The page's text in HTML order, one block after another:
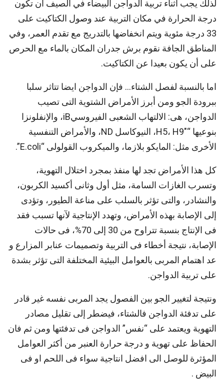
لذلك يجب أثناء تربية الدواجن البيضاء في الصيف أن تكون
درجة الحرارة في مكان التربية عند وصول الكتاكيت على
33 درجة مئوية ويتم انخفاضها بالتدريج مع تقدم العمر، وفي
المناطق الجافة نقوم برش جدران المكان بالماء مع الحرص
على أن يكون بعيدا عن الكتاكيت.
اما بالنسبة لفصل الشتاء… فإن الدواجن ايضا تتاثر سلبا
ببرودة الجو ومن أبرز الأمراض الشتوية التى تصيب
الدواجن، هى: الالتهاب الشعبى الفيروسيiB، والإنفلونزا
بنوعيها “H5، H9″، النيوكاسل ND، والأمراض التنفسية
الأخرى مثل: المايكو بلازما، والميكروب القولولى “E.coli”.
كل هذا الأمراض تجد لها منفذ بمجرد اختلال التهوية،
وتسرب الغازات السامة، مثل أول وثانى أكسيد الكربون،
والنشادر، والتى تؤثر بالسلب على مناعة الطيور، وتؤدى
إلى الإصابة بهذه الأمراض، وتهدد الإنتاجية لآنها تسبب فقد
فى الإنتاج بنسبة تتراوح من 30 إلى 70%، فى حالات
الإصابة، نتيجة أخطاء فى التربية وتصميمات عنابر المزارع و
عد اهتمام المربى بالعوامل البيئية المختلفة التى تؤثر بشدة
على تربية الدواجن.
ونتيجة لتغيير الجو بين الفصول يجد المربى نفسه غير قادر
على تدفئة الدواجن فالشتاء، فيضطر إلى تقليل مصادر
التهوية ويعتمد على “نفس” الدواجن فى تدفئتها ومن ثم فان
الحفاظ على تهوية و درجة حرارة العنبر من أكثر العوامل
المؤثرة للوصل الى افضل انتاجية سواء فى اللحم او فى
البيض .